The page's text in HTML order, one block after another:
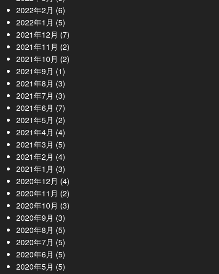
2022年2月 (6)
2022年1月 (5)
2021年12月 (7)
2021年11月 (2)
2021年10月 (2)
2021年9月 (1)
2021年8月 (3)
2021年7月 (3)
2021年6月 (7)
2021年5月 (2)
2021年4月 (4)
2021年3月 (5)
2021年2月 (4)
2021年1月 (3)
2020年12月 (4)
2020年11月 (2)
2020年10月 (3)
2020年9月 (3)
2020年8月 (5)
2020年7月 (5)
2020年6月 (5)
2020年5月 (5)